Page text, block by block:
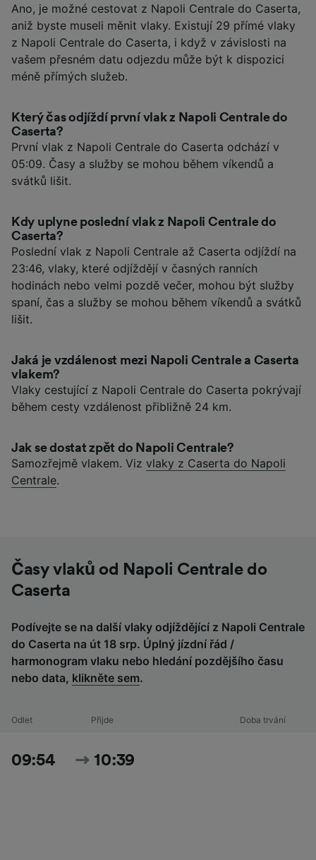
Ano, je možné cestovat z Napoli Centrale do Caserta,
aniž byste museli měnit vlaky. Existují 29 přímé vlaky
z Napoli Centrale do Caserta, i když v závislosti na
vašem přesném datu odjezdu může být k dispozici
méně přímých služeb.
Který čas odjíždí první vlak z Napoli Centrale do
Caserta?
První vlak z Napoli Centrale do Caserta odchází v
05:09. Časy a služby se mohou během víkendů a
svátků lišit.
Kdy uplyne poslední vlak z Napoli Centrale do
Caserta?
Poslední vlak z Napoli Centrale až Caserta odjíždí na
23:46, vlaky, které odjíždějí v časných ranních
hodinách nebo velmi pozdě večer, mohou být služby
spaní, čas a služby se mohou během víkendů a svátků
lišit.
Jaká je vzdálenost mezi Napoli Centrale a Caserta
vlakem?
Vlaky cestující z Napoli Centrale do Caserta pokrývají
během cesty vzdálenost přibližně 24 km.
Jak se dostat zpět do Napoli Centrale?
Samozřejmě vlakem. Viz vlaky z Caserta do Napoli
Centrale.
Časy vlaků od Napoli Centrale do
Caserta
Podívejte se na další vlaky odjíždějící z Napoli Centrale
do Caserta na út 18 srp. Úplný jízdní řád /
harmonogram vlaku nebo hledání pozdějšího času
nebo data, klikněte sem.
Odlet Přijde Doba trvání
09:54 10:39